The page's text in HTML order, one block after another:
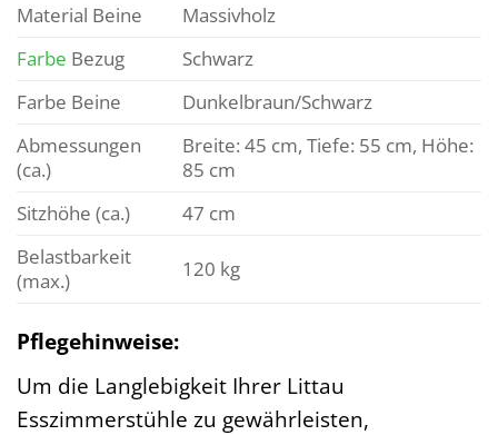
Material Beine
Massivholz
Farbe Bezug
Schwarz
Farbe Beine
Dunkelbraun/Schwarz
Abmessungen
(ca.)
Breite: 45 cm, Tiefe: 55 cm, Höhe:
85 cm
Sitzhöhe (ca.)
47 cm
Belastbarkeit
(max.)
120 kg
Pflegehinweise:
Um die Langlebigkeit Ihrer Littau
Esszimmerstühle zu gewährleisten,